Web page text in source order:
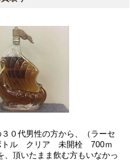
０代男性の方から、（ラーセ
トル クリア 未開栓 700ｍ
頂いたまま飲む方もいなかっ